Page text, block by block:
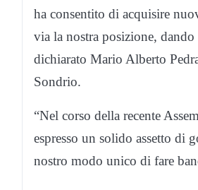
ha consentito di acquisire
via la nostra posizione,
dichiarato Mario Alberto
Sondrio.
“Nel corso della recente
espresso un solido assetto di
nostro modo unico di fare